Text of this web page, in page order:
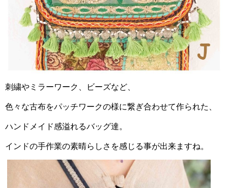
刺繍やミラーワーク、ビーズなど、
色々な古布をパッチワークの様に繋ぎ合わせて作られた、
ハンドメイド感溢れるバッグ達。
インドの手作業の素晴らしさを感じる事が出来ますね。